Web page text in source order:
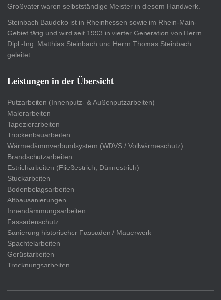
Großvater waren selbstständige Meister in diesem Handwerk.
Steinbach Baudeko ist in Rheinhessen sowie im Rhein-Main-
Gebiet tätig und wird seit 1993 in vierter Generation von Herrn
Dipl.-Ing. Matthias Steinbach und Herrn Thomas Steinbach
geleitet.
Leistungen in der Übersicht
Putzarbeiten (Innenputz- & Außenputzarbeiten)
Malerarbeiten
Tapezierarbeiten
Trockenbauarbeiten
Wärmedämmverbundsystem (WDVS / Vollwärmeschutz)
Brandschutzarbeiten
Estricharbeiten (Fließestrich, Dünnestrich)
Stuckarbeiten
Bodenbelagsarbeiten
Altbausanierungen
Innendämmungsarbeiten
Fassadenschutz
Sanierung historischer Fassaden / Mauerwerk
Spachtelarbeiten
Gerüstarbeiten
Trocknungsarbeiten